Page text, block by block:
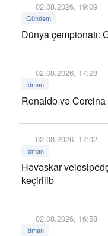
02.08.2026, 19:09
Gündəm
Dünya çempionatı:
02.08.2026, 17:28
İdman
Ronaldo və Corcina
02.08.2026, 17:02
İdman
Həvəskar
keçirilib
02.08.2026, 16:58
İdman